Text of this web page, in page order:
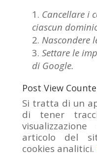
Cancellare i
ciascun
Nascondere
Settare le
di Google.
Post View
Si tratta di un
di tener
articolo del
cookies analitici.